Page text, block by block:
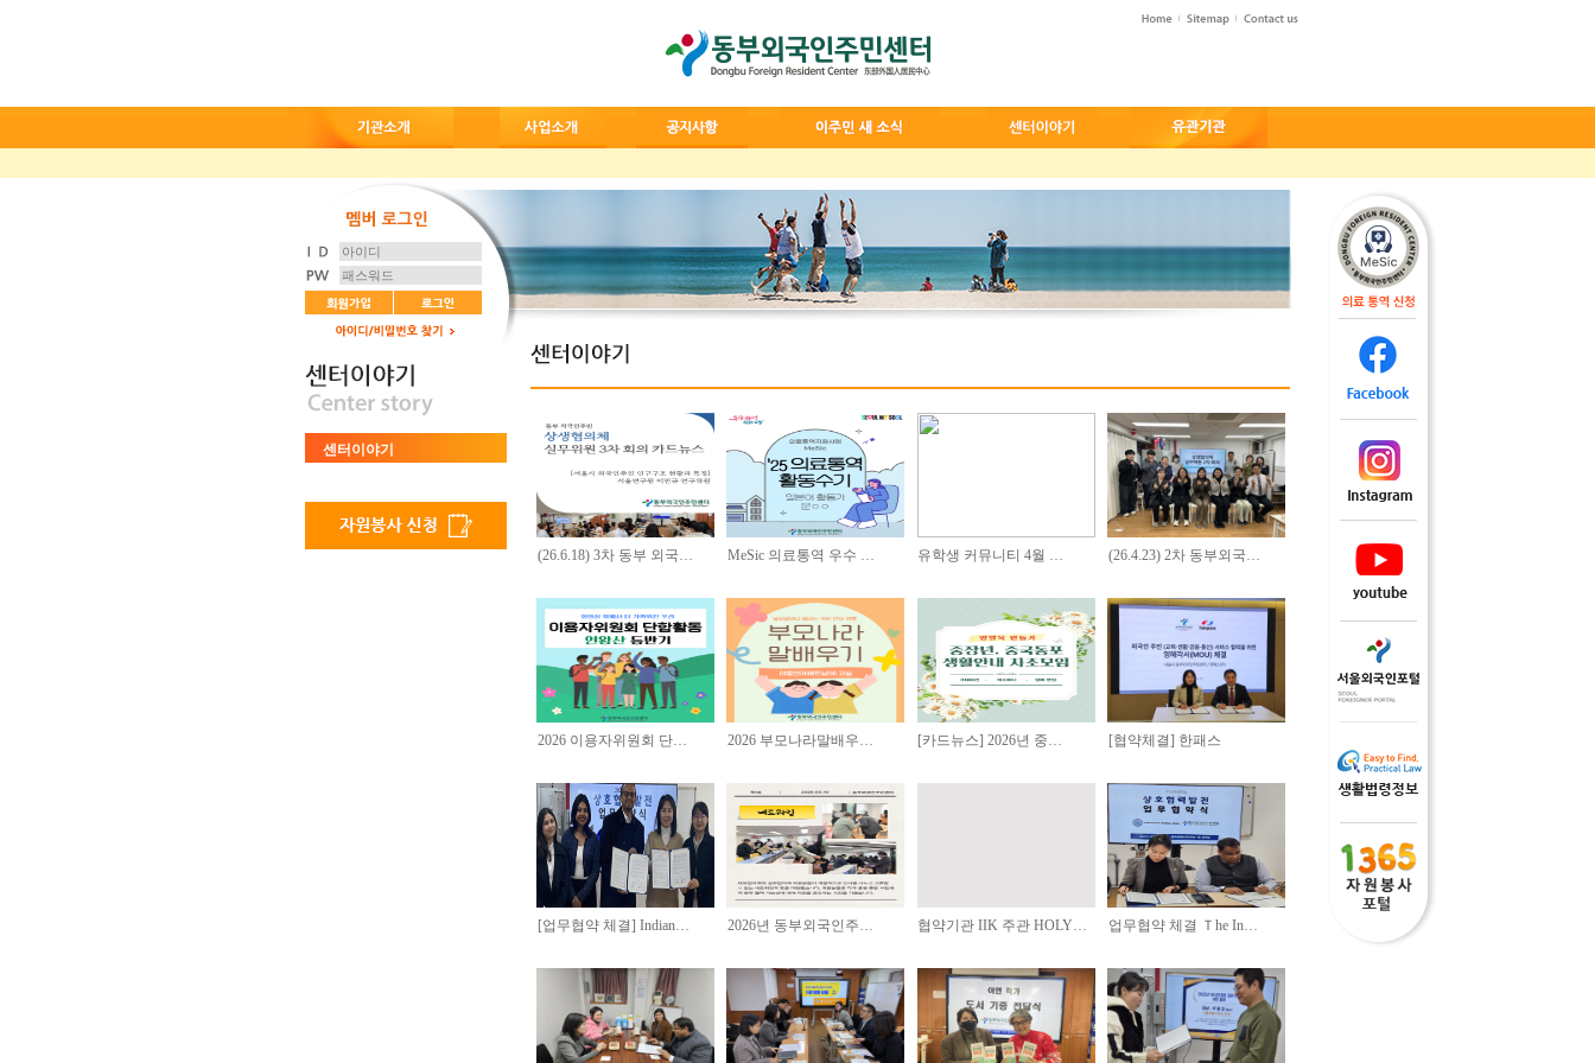
센터이야기
(26.6.18) 3차 동부 외국… MeSic 의료통역 우수 … 유학생 커뮤니티 4월 … (26.4.23) 2차 동부외국…
2026 이용자위원회 단… 2026 부모나라말배우… [카드뉴스] 2026년 중… [협약체결] 한패스
[업무협약 체결] Indian… 2026년 동부외국인주… 협약기관 IIK 주관 HOLY… 업무협약 체결 Ｔhe In…